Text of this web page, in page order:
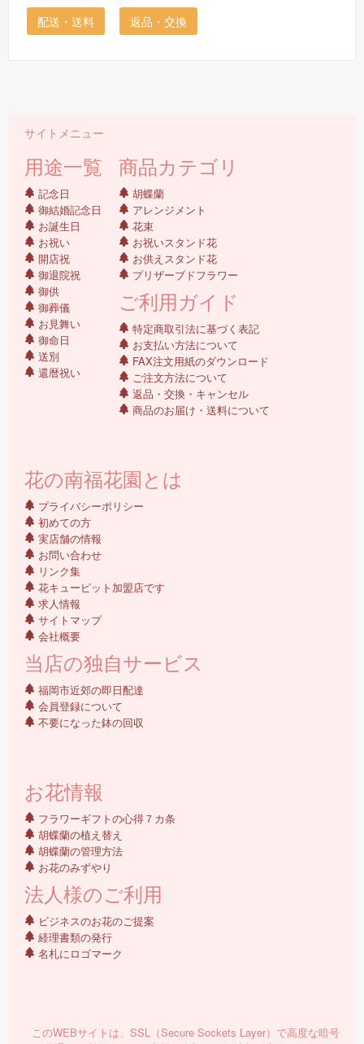
配送・送料 返品・交換
サイトメニュー
用途一覧
記念日
御結婚記念日
お誕生日
お祝い
開店祝
御退院祝
御供
御葬儀
お見舞い
御命日
送別
還暦祝い
商品カテゴリ
胡蝶蘭
アレンジメント
花束
お祝いスタンド花
お供えスタンド花
プリザーブドフラワー
ご利用ガイド
特定商取引法に基づく表記
お支払い方法について
FAX注文用紙のダウンロード
ご注文方法について
返品・交換・キャンセル
商品のお届け・送料について
花の南福花園とは
プライバシーポリシー
初めての方
実店舗の情報
お問い合わせ
リンク集
花キューピット加盟店です
求人情報
サイトマップ
会社概要
当店の独自サービス
福岡市近郊の即日配達
会員登録について
不要になった鉢の回収
お花情報
フラワーギフトの心得７カ条
胡蝶蘭の植え替え
胡蝶蘭の管理方法
お花のみずやり
法人様のご利用
ビジネスのお花のご提案
経理書類の発行
名札にロゴマーク
このWEBサイトは、SSL（Secure Sockets Layer）で高度な暗号